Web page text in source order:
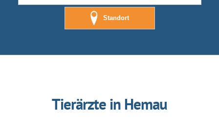
Standort
Tierärzte in Hemau